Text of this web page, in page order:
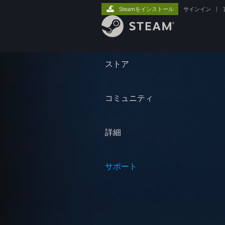
ストア
コミュニティ
詳細
サポート
Steamをインストール サインイン